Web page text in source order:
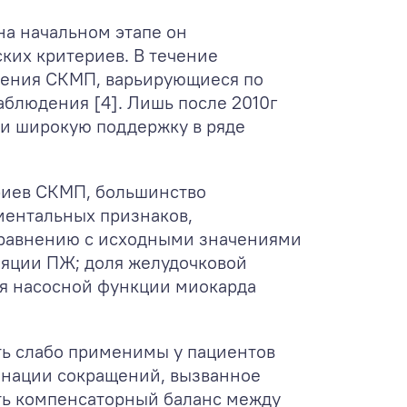
начальном этапе он
критериев. В течение
СКМП, варьирующиеся по
[4]. Лишь после 2010г
широкую поддержку в ряде
СКМП, большинство
признаков,
с исходными значениями
ПЖ; доля желудочковой
насосной функции миокарда
слабо применимы у пациентов
сокращений, вызванное
компенсаторный баланс между